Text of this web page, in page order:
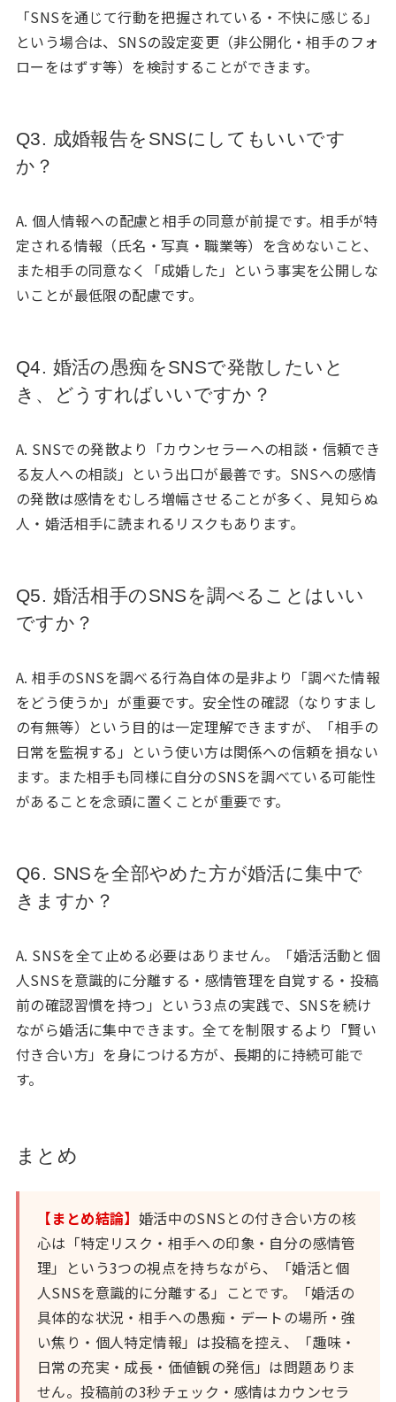
「SNSを通じて行動を把握されている・不快に感じる」
という場合は、SNSの設定変更（非公開化・相手のフォ
ローをはずす等）を検討することができます。
Q3. 成婚報告をSNSにしてもいいです
か？
A. 個人情報への配慮と相手の同意が前提です。相手が特
定される情報（氏名・写真・職業等）を含めないこと、
また相手の同意なく「成婚した」という事実を公開しな
いことが最低限の配慮です。
Q4. 婚活の愚痴をSNSで発散したいと
き、どうすればいいですか？
A. SNSでの発散より「カウンセラーへの相談・信頼でき
る友人への相談」という出口が最善です。SNSへの感情
の発散は感情をむしろ増幅させることが多く、見知らぬ
人・婚活相手に読まれるリスクもあります。
Q5. 婚活相手のSNSを調べることはいい
ですか？
A. 相手のSNSを調べる行為自体の是非より「調べた情報
をどう使うか」が重要です。安全性の確認（なりすまし
の有無等）という目的は一定理解できますが、「相手の
日常を監視する」という使い方は関係への信頼を損ない
ます。また相手も同様に自分のSNSを調べている可能性
があることを念頭に置くことが重要です。
Q6. SNSを全部やめた方が婚活に集中で
きますか？
A. SNSを全て止める必要はありません。「婚活活動と個
人SNSを意識的に分離する・感情管理を自覚する・投稿
前の確認習慣を持つ」という3点の実践で、SNSを続け
ながら婚活に集中できます。全てを制限するより「賢い
付き合い方」を身につける方が、長期的に持続可能で
す。
まとめ
【まとめ結論】 婚活中のSNSとの付き合い方の核
心は「特定リスク・相手への印象・自分の感情管
理」という3つの視点を持ちながら、「婚活と個
人SNSを意識的に分離する」ことです。「婚活の
具体的な状況・相手への愚痴・デートの場所・強
い焦り・個人特定情報」は投稿を控え、「趣味・
日常の充実・成長・価値観の発信」は問題ありま
せん。投稿前の3秒チェック・感情はカウンセラ